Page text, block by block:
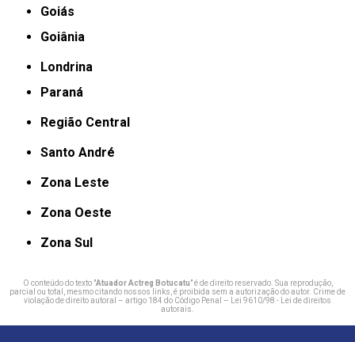
Goiás
Goiânia
Londrina
Paraná
Região Central
Santo André
Zona Leste
Zona Oeste
Zona Sul
O conteúdo do texto "Atuador Actreg Botucatu" é de direito reservado. Sua reprodução,
parcial ou total, mesmo citando nossos links, é proibida sem a autorização do autor. Crime de
violação de direito autoral – artigo 184 do Código Penal –
Lei 9610/98 - Lei de direitos
autorais